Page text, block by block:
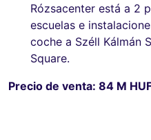
Rózsacenter está a 2
escuelas e
coche a Széll Kálmán
Square.
Precio de venta: 84 M